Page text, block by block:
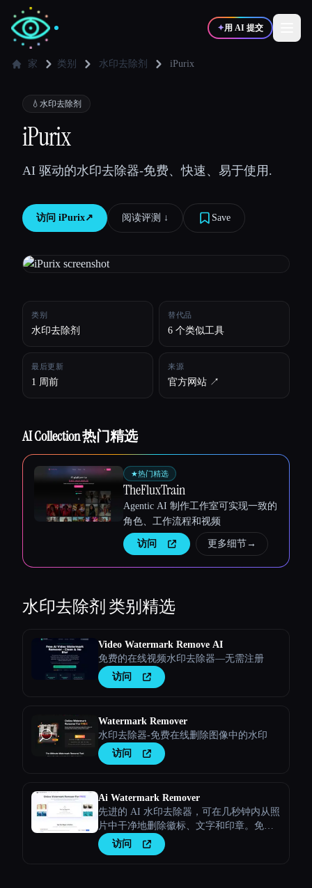
✦用 AI 提交
✍️写作者
💻
博客
所有分类
关于
家 类别 水印去除剂 iPurix
💧 水印去除剂
iPurix
AI 驱动的水印去除器-免费、快速、易于使用.
访问 iPurix↗︎ 阅读评测 ↓︎ Save
类别
水印去除剂
替代品
6 个类似工具
最后更新
1 周前
来源
官方网站 ↗︎
AI Collection 热门精选
★热门精选
TheFluxTrain
Agentic AI 制作工作室可实现一致的
角色、工作流程和视频
访问 更多细节→
水印去除剂类别精选
Video Watermark Remove AI
免费的在线视频水印去除器—无需注册
访问
Watermark Remover
水印去除器-免费在线删除图像中的水印
访问
Ai Watermark Remover
先进的 AI 水印去除器，可在几秒钟内从照
片中干净地删除徽标、文字和印章。免费
使用，呈现专业品质的结果。
访问